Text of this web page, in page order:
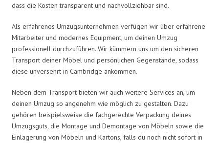
dass die Kosten transparent und nachvollziehbar sind.
Als erfahrenes Umzugsunternehmen verfügen wir über erfahrene
Mitarbeiter und modernes Equipment, um deinen Umzug
professionell durchzuführen. Wir kümmern uns um den sicheren
Transport deiner Möbel und persönlichen Gegenstände, sodass
diese unversehrt in Cambridge ankommen.
Neben dem Transport bieten wir auch weitere Services an, um
deinen Umzug so angenehm wie möglich zu gestalten. Dazu
gehören beispielsweise die fachgerechte Verpackung deines
Umzugsguts, die Montage und Demontage von Möbeln sowie die
Einlagerung von Möbeln und Kartons, falls du noch nicht sofort in